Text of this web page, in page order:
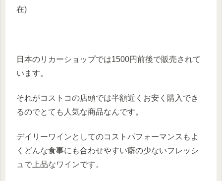
在)
日本のリカーショップでは1500円前後で販売されて
います。
それがコストコの店頭では半額近くお安く購入でき
るのでとても人気な商品なんです。
デイリーワインとしてのコストパフォーマンスもよ
くどんな食事にも合わせやすい癖の少ないフレッシ
ュで上品なワインです。